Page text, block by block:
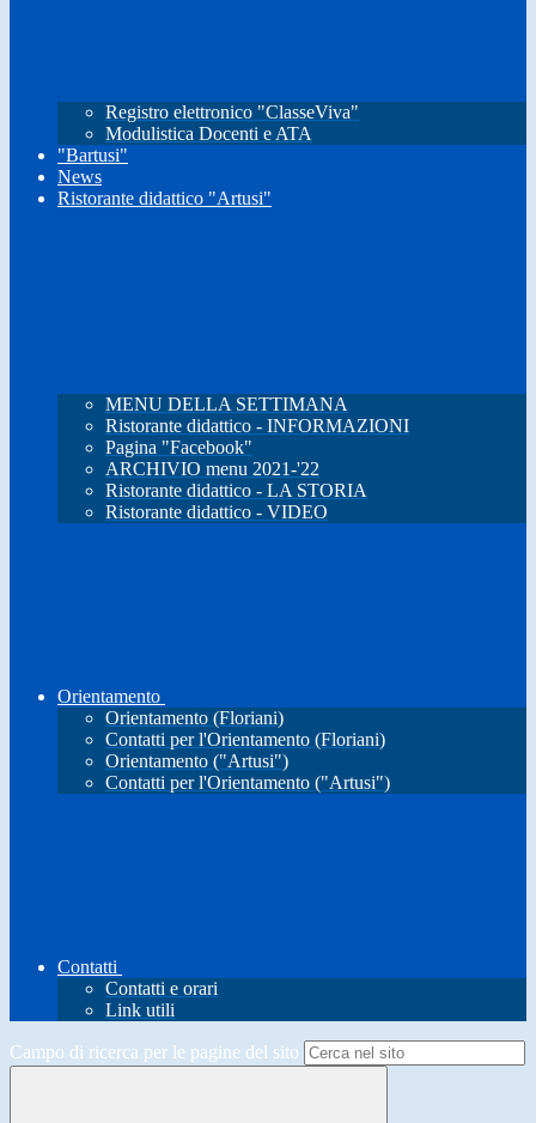
Registro elettronico "ClasseViva"
Modulistica Docenti e ATA
"Bartusi"
News
Ristorante didattico "Artusi"
MENU DELLA SETTIMANA
Ristorante didattico - INFORMAZIONI
Pagina "Facebook"
ARCHIVIO menu 2021-'22
Ristorante didattico - LA STORIA
Ristorante didattico - VIDEO
Orientamento
Orientamento (Floriani)
Contatti per l'Orientamento (Floriani)
Orientamento ("Artusi")
Contatti per l'Orientamento ("Artusi")
Contatti
Contatti e orari
Link utili
Campo di ricerca per le pagine del sito